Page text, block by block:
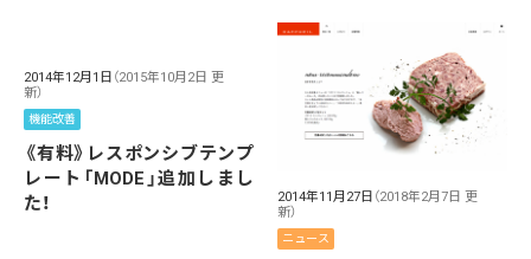
2014年12月1日 （2015年10月2日 更
新）
機能改善
《有料》レスポンシブテンプ
レート「MODE」追加しまし
た！
2014年11月27日 （2018年2月7日 更
新）
ニュース